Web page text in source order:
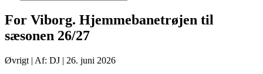
For Viborg. Hjemmebanetrøjen til
sæsonen 26/27
Øvrigt | Af: DJ | 26. juni 2026